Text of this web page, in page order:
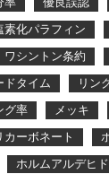
素化パラフィン
ワシントン条約
ドタイム
リン
グ率 メッキ
カーボネート
ホルムアルデヒド